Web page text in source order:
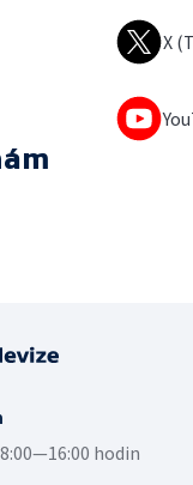
X
8:00—16:00 hodin